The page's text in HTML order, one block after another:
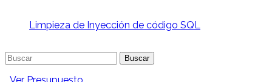
Limpieza de Inyección de código SQL
Buscar: